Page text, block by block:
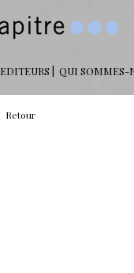
EDITEURS QUI SOMMES-
Retour